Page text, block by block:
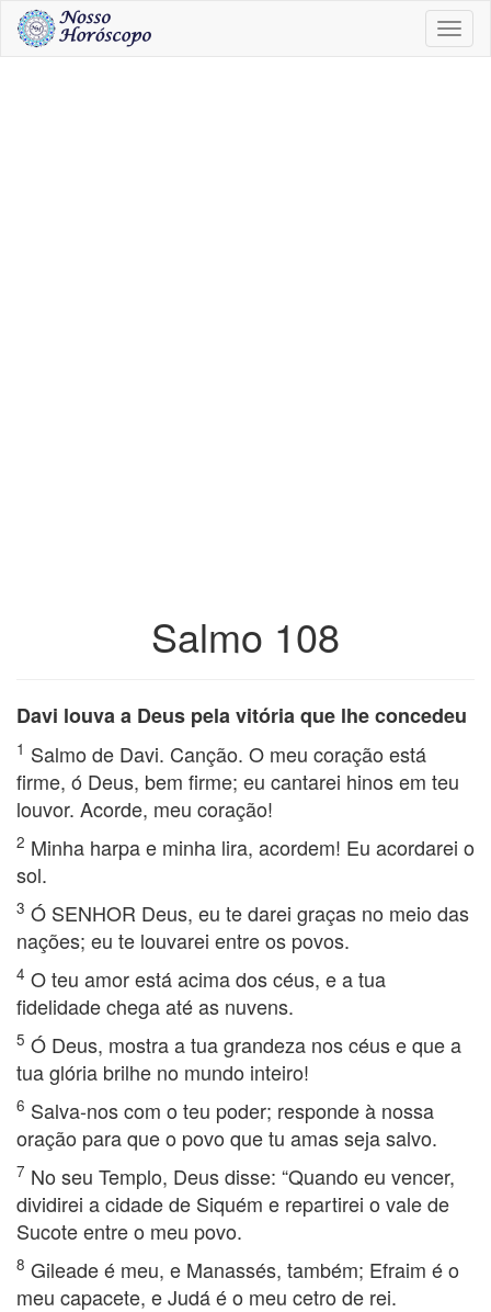
Salmo 108
Davi louva a Deus pela vitória que lhe concedeu
1 Salmo de Davi. Canção. O meu coração está
firme, ó Deus, bem firme; eu cantarei hinos em teu
louvor. Acorde, meu coração!
2 Minha harpa e minha lira, acordem! Eu acordarei o
sol.
3 Ó SENHOR Deus, eu te darei graças no meio das
nações; eu te louvarei entre os povos.
4 O teu amor está acima dos céus, e a tua
fidelidade chega até as nuvens.
5 Ó Deus, mostra a tua grandeza nos céus e que a
tua glória brilhe no mundo inteiro!
6 Salva-nos com o teu poder; responde à nossa
oração para que o povo que tu amas seja salvo.
7 No seu Templo, Deus disse: “Quando eu vencer,
dividirei a cidade de Siquém e repartirei o vale de
Sucote entre o meu povo.
8 Gileade é meu, e Manassés, também; Efraim é o
meu capacete, e Judá é o meu cetro de rei.